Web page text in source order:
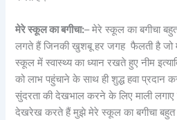
मेरे स्कूल का बगीचा:– मेरे स्कूल का बगीचा
लगते हैं जिनकी खुशबू हर जगह फैलती है जो
स्कूल में स्वास्थ्य का ध्यान रखते हुए नीम
को लाभ पहुंचाने के साथ ही शुद्ध हवा
सुंदरता की देखभाल करने के लिए माली लगाए
देखरेख करते हैं मुझे मेरे स्कूल का बगीचा बहुत